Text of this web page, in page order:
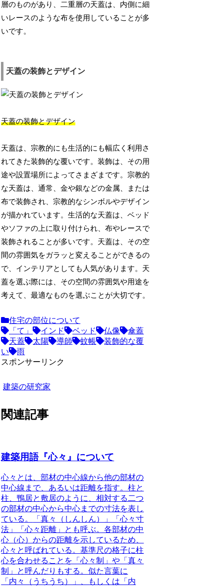
層のものがあり、二重層の天蓋は、内側に細
いレースのような布を使用していることが多
いです。
天蓋の装飾とデザイン
天蓋の装飾とデザイン
天蓋は、宗教的にも生活的にも幅広く利用さ
れてきた装飾的な覆いです。装飾は、その用
途や設置場所によってさまざまです。宗教的
な天蓋は、通常、金や銀などの金属、または
布で装飾され、宗教的なシンボルやデザイン
が描かれています。生活的な天蓋は、ベッド
やソファの上に取り付けられ、布やレースで
装飾されることが多いです。天蓋は、その空
間の雰囲気をガラッと変えることができるの
で、インテリアとしても人気があります。天
蓋を選ぶ際には、その空間の雰囲気や用途を
考えて、最適なものを選ぶことが大切です。
住宅の部位について
「て」
インド ベッド 仏像
傘蓋
天蓋
太陽 導師 蚊帳
装飾的な覆
い
雨
スポンサーリンク
建築の研究家
関連記事
建築用語『心々』について
心々とは、部材の中心線から他の部材の
中心線まで、あるいは距離を指す。柱と
柱、鴨居と敷居のように、相対する二つ
の部材の中心から中心までの寸法を表し
ている。
「真々（しんしん）」「心々寸
法」「心々距離」とも呼ぶ。各部材の中
心（心）からの距離を示しているため、
心々と呼ばれている。基準尺の格子に柱
心を合わせることを「心々制」や「真々
制」と呼んだりもする。似た言葉に
「内々（うちうち）」、もしくは「内